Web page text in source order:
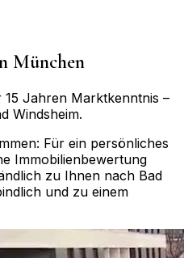
München
Jahren Marktkenntnis –
Windsheim.
Für ein persönliches
Immobilienbewertung
zu Ihnen nach Bad
und zu einem